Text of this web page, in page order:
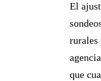
El
rurales
que